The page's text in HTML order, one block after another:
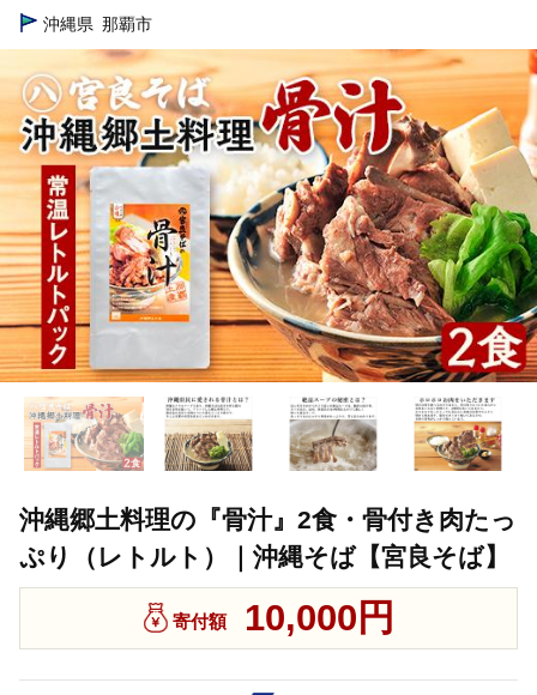
TOP
加工食品 ほかの惣菜 沖縄郷
沖縄県 那覇市
沖縄郷土料理の『骨汁』2食・骨付き肉たっ
ぷり（レトルト）｜沖縄そば【宮良そば】
寄付額 10,000円